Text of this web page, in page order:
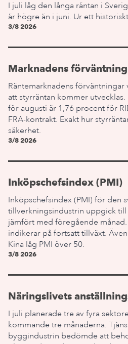
I juli låg den långa räntan i
är högre än i juni. Ur ett
3/8 2026
Marknadens
Räntemarknadens
att styrräntan kommer
för augusti är 1,76 procent för
FRA-kontrakt. Exakt hur
säkerhet.
3/8 2026
Inköpschefsindex (PMI)
Inköpschefsindex (PMI) för den
tillverkningsindustrin uppgick
jämfört med föregående
indikerar på fortsatt tillväxt.
Kina låg PMI över 50.
3/8 2026
Näringslivets
I juli planerade tre av fyra
kommande tre månaderna.
byggindustrin bedömde att